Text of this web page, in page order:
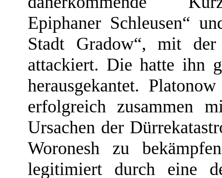
Epiphaner Schleusen“
Stadt Gradow“, mit
attackiert. Die hatte ihn
herausgekantet.
erfolgreich zusammen
Ursachen der
Woronesh zu
legitimiert durch eine